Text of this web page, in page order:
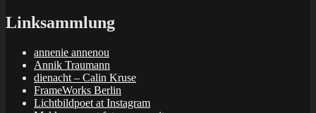
Linksammlung
annenie annenou
Annik Traumann
dienacht – Calin Kruse
FrameWorks Berlin
Lichtbildpoet at Instagram